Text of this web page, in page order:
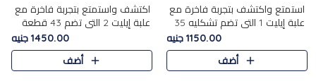
استمتع واكتشف بتجربة فاخرة مع
علبة إيليت 1 التي تضم تشكليه 35
قطعة من أرقى حلويات المولد
المصري الأصيلة ,معروضة بشكل
جميل في علبة أنيقة ، في..
1150.00 جنيه
أضف
اكتشف واستمتع بتجربة فاخرة مع
علبة إيليت 2 التي تضم 43 قطعة
تشكيلة من أرقى حلويات المولد
الشرقية المصرية الأصيلة ,معروضة
بشكل جميل في علبة أ..
1450.00 جنيه
أضف